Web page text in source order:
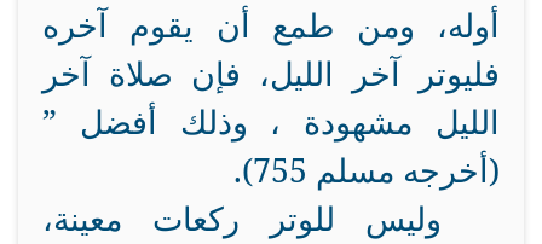
أوله، ومن طمع أن يقوم آخره
فليوتر آخر الليل، فإن صلاة آخر
الليل مشهودة ، وذلك أفضل ”
(أخرجه مسلم 755).
وليس للوتر ركعات معينة،